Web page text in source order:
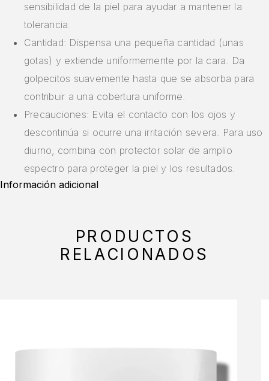
sensibilidad de la piel para ayudar a mantener la
tolerancia.
Cantidad: Dispensa una pequeña cantidad (unas
gotas) y extiende uniformemente por la cara. Da
golpecitos suavemente hasta que se absorba para
contribuir a una cobertura uniforme.
Precauciones: Evita el contacto con los ojos y
descontinúa si ocurre una irritación severa. Para uso
diurno, combina con protector solar de amplio
espectro para proteger la piel y los resultados.
Información adicional
PRODUCTOS
RELACIONADOS